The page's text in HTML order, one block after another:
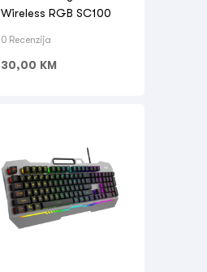
Wireless RGB SC100
0 Recenzija
30,00 KM